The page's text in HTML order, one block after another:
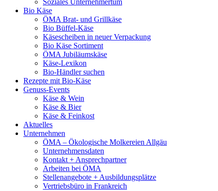
Soziales Unternehmertum
Bio Käse
ÖMA Brat- und Grillkäse
Bio Büffel-Käse
Käsescheiben in neuer Verpackung
Bio Käse Sortiment
ÖMA Jubiläumskäse
Käse-Lexikon
Bio-Händler suchen
Rezepte mit Bio-Käse
Genuss-Events
Käse & Wein
Käse & Bier
Käse & Feinkost
Aktuelles
Unternehmen
ÖMA – Ökologische Molkereien Allgäu
Unternehmensdaten
Kontakt + Ansprechpartner
Arbeiten bei ÖMA
Stellenangebote + Ausbildungsplätze
Vertriebsbüro in Frankreich